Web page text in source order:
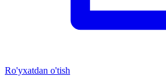
Ro'yxatdan o'tish